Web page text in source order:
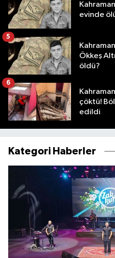
evinde
Ökkeş
öldü?
5
çöktü!
edildi
6
Kategori Haberler